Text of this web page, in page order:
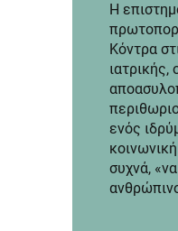
Η
Κόντρα
ιατρικής,
ενός
συχνά,